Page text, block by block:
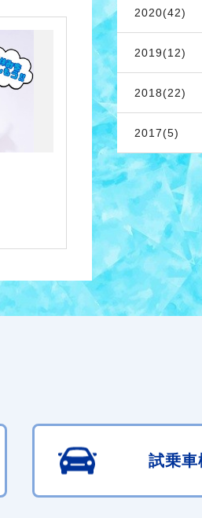
2020(42)
2019(12)
2018(22)
2017(5)
試乗車